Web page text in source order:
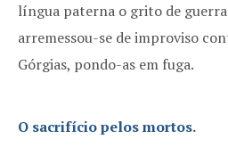
língua paterna o grito de
arremessou-se de improviso
Górgias, pondo-as em fuga.
O sacrifício pelos mortos.